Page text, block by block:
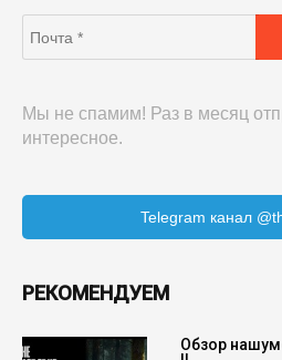
Мы не спамим! Раз в месяц
интересное.
Telegram канал
РЕКОМЕНДУЕМ
Обзор